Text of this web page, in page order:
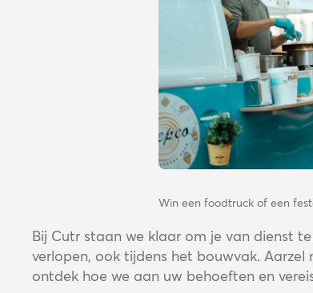
Win een foodtruck of een
Bij Cutr staan we klaar om je van dienst
verlopen, ook tijdens het bouwvak. Aarzel
ontdek hoe we aan uw behoeften en